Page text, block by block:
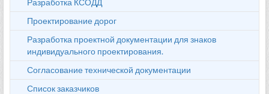
Разработка КСОДД
Проектирование дорог
Разработка проектной документации для знаков
индивидуального проектирования.
Согласование технической документации
Список заказчиков